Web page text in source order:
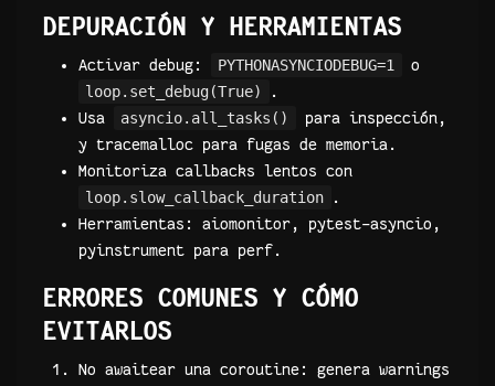
DEPURACIÓN Y HERRAMIENTAS
Activar debug: PYTHONASYNCIODEBUG=1 o
loop.set_debug(True)
.
Usa
asyncio.all_tasks()
para inspección,
y tracemalloc para fugas de memoria.
Monitoriza callbacks lentos con
loop.slow_callback_duration
.
Herramientas: aiomonitor, pytest-asyncio,
pyinstrument para perf.
ERRORES COMUNES Y CÓMO
EVITARLOS
No awaitear una coroutine: genera warnings